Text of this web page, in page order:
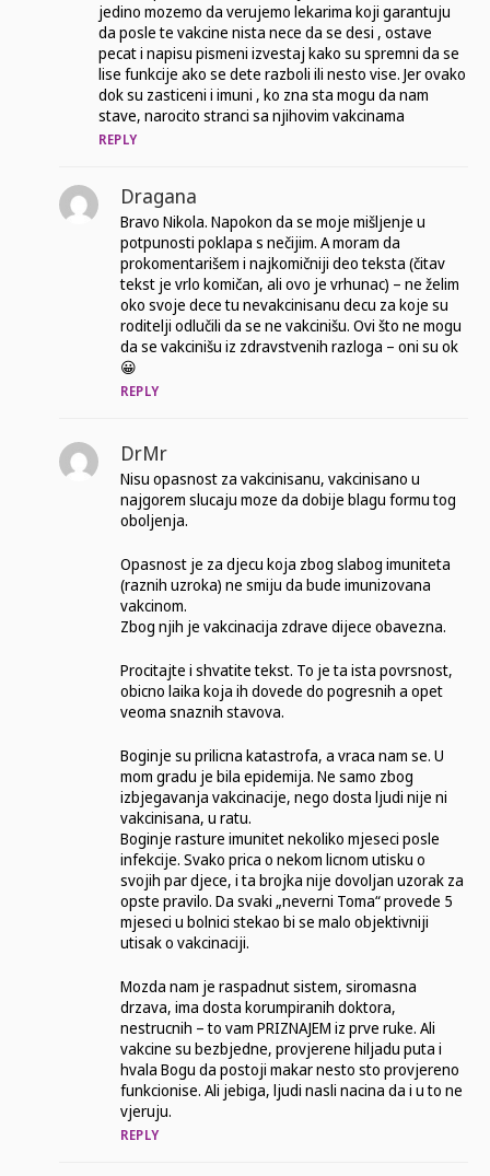
jedino mozemo da verujemo lekarima koji garantuju
da posle te vakcine nista nece da se desi , ostave
pecat i napisu pismeni izvestaj kako su spremni da se
lise funkcije ako se dete razboli ili nesto vise. Jer ovako
dok su zasticeni i imuni , ko zna sta mogu da nam
stave, narocito stranci sa njihovim vakcinama
REPLY
Dragana
Bravo Nikola. Napokon da se moje mišljenje u
potpunosti poklapa s nečijim. A moram da
prokomentarišem i najkomičniji deo teksta (čitav
tekst je vrlo komičan, ali ovo je vrhunac) – ne želim
oko svoje dece tu nevakcinisanu decu za koje su
roditelji odlučili da se ne vakcinišu. Ovi što ne mogu
da se vakcinišu iz zdravstvenih razloga – oni su ok
😀
REPLY
DrMr
Nisu opasnost za vakcinisanu, vakcinisano u
najgorem slucaju moze da dobije blagu formu tog
oboljenja.
Opasnost je za djecu koja zbog slabog imuniteta
(raznih uzroka) ne smiju da bude imunizovana
vakcinom.
Zbog njih je vakcinacija zdrave dijece obavezna.
Procitajte i shvatite tekst. To je ta ista povrsnost,
obicno laika koja ih dovede do pogresnih a opet
veoma snaznih stavova.
Boginje su prilicna katastrofa, a vraca nam se. U
mom gradu je bila epidemija. Ne samo zbog
izbjegavanja vakcinacije, nego dosta ljudi nije ni
vakcinisana, u ratu.
Boginje rasture imunitet nekoliko mjeseci posle
infekcije. Svako prica o nekom licnom utisku o
svojih par djece, i ta brojka nije dovoljan uzorak za
opste pravilo. Da svaki „neverni Toma“ provede 5
mjeseci u bolnici stekao bi se malo objektivniji
utisak o vakcinaciji.
Mozda nam je raspadnut sistem, siromasna
drzava, ima dosta korumpiranih doktora,
nestrucnih – to vam PRIZNAJEM iz prve ruke. Ali
vakcine su bezbjedne, provjerene hiljadu puta i
hvala Bogu da postoji makar nesto sto provjereno
funkcionise. Ali jebiga, ljudi nasli nacina da i u to ne
vjeruju.
REPLY